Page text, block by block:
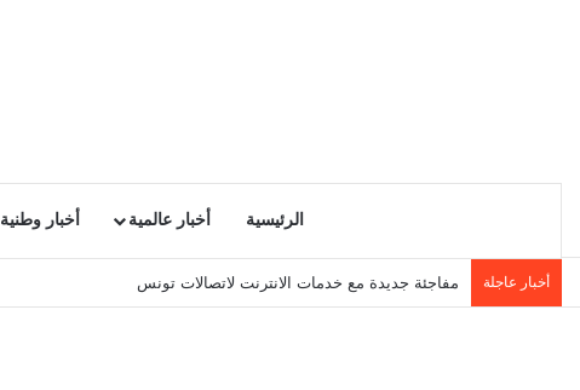
الرئيسية أخبار عالمية أخبار وطنية
أخبار عاجلة مفاجئة جديدة مع خدمات الانترنت لاتصالات تونس